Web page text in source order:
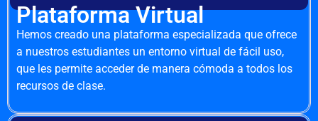
Plataforma Virtual
Hemos creado una plataforma especializada que ofrece
a nuestros estudiantes un entorno virtual de fácil uso,
que les permite acceder de manera cómoda a todos los
recursos de clase.